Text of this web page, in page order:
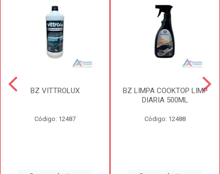
BZ VITTROLUX
Código: 12487
BZ LIMPA COOKTOP LIMP
DIARIA 500ML
Código: 12488